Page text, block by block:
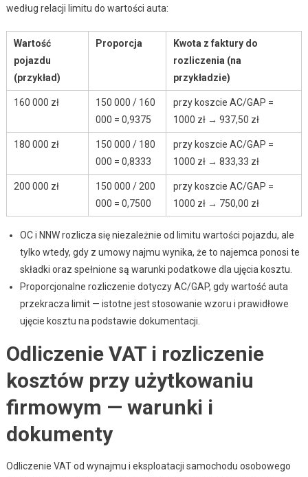
według relacji limitu do wartości auta:
Wartość
pojazdu
(przykład)
Proporcja
Kwota z faktury do
rozliczenia (na
przykładzie)
160 000 zł
150 000 / 160
000 = 0,9375
przy koszcie AC/GAP =
1000 zł → 937,50 zł
180 000 zł
150 000 / 180
000 = 0,8333
przy koszcie AC/GAP =
1000 zł → 833,33 zł
200 000 zł
150 000 / 200
000 = 0,7500
przy koszcie AC/GAP =
1000 zł → 750,00 zł
OC i NNW rozlicza się niezależnie od limitu wartości pojazdu, ale
tylko wtedy, gdy z umowy najmu wynika, że to najemca ponosi te
składki oraz spełnione są warunki podatkowe dla ujęcia kosztu.
Proporcjonalne rozliczenie dotyczy AC/GAP, gdy wartość auta
przekracza limit — istotne jest stosowanie wzoru i prawidłowe
ujęcie kosztu na podstawie dokumentacji.
Odliczenie VAT i rozliczenie
kosztów przy użytkowaniu
firmowym — warunki i
dokumenty
Odliczenie VAT od wynajmu i eksploatacji samochodu osobowego